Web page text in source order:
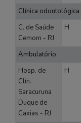
Clínica odontológica
C. de Saúde
Cemom - RJ
H
Ambulatório
Hosp. de
Clín.
Saracuruna
Duque de
Caxias - RJ
H